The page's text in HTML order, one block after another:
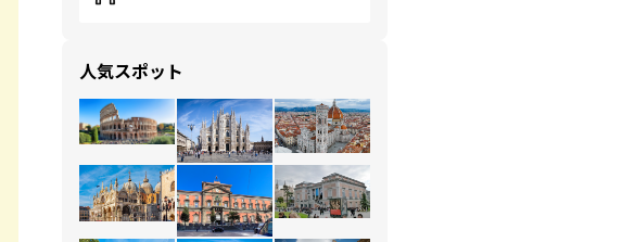
人気スポット